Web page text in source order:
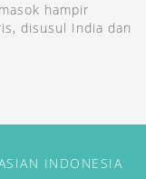
hampir
disusul India dan
INDONESIA